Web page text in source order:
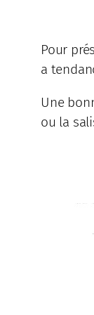
Pour
a
Une
ou la